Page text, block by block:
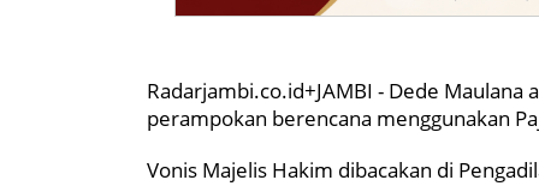
Radarjambi.co.id+JAMBI - Dede
perampokan berencana menggunakan
Vonis Majelis Hakim dibacakan di